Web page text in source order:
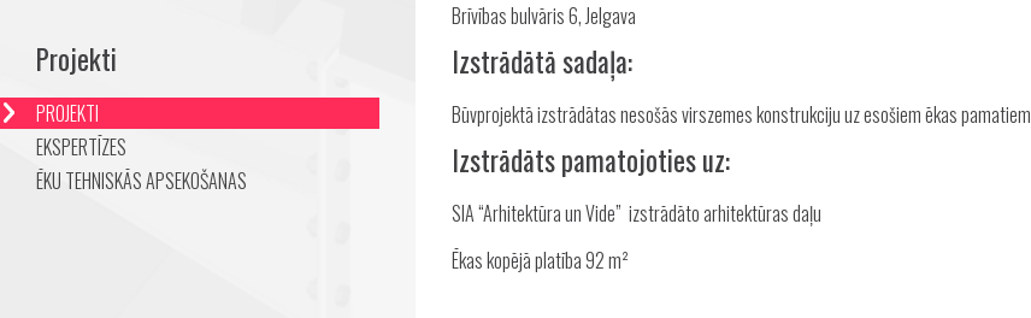
Projekti
PROJEKTI
EKSPERTĪZES
ĒKU TEHNISKĀS APSEKOŠANAS
Brīvības bulvāris 6, Jelgava
Izstrādātā sadaļa:
Būvprojektā izstrādātas nesošās virszemes konstrukciju uz esošiem ēkas pamatiem
Izstrādāts pamatojoties uz:
SIA “Arhitektūra un Vide” izstrādāto arhitektūras daļu
Ēkas kopējā platība 92 m²